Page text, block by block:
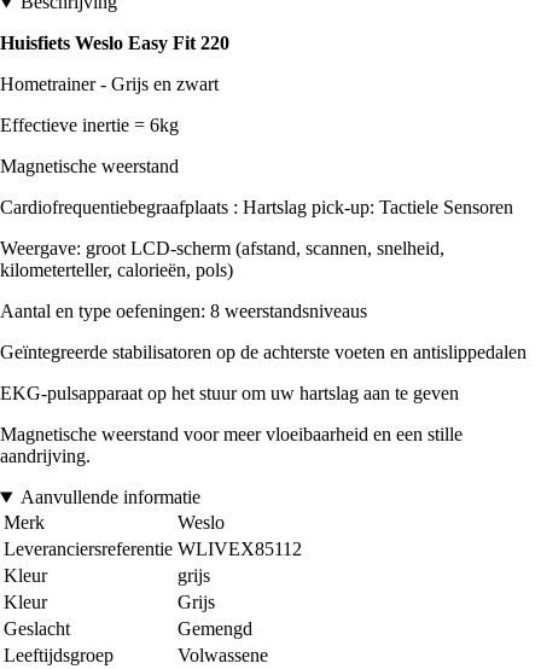
Huisfiets Weslo Easy Fit 220
Hometrainer - Grijs en zwart
Effectieve inertie = 6kg
Magnetische weerstand
Cardiofrequentiebegraafplaats : Hartslag pick-up: Tactiele Sensoren
Weergave: groot LCD-scherm (afstand, scannen, snelheid,
kilometerteller, calorieën, pols)
Aantal en type oefeningen: 8 weerstandsniveaus
Geïntegreerde stabilisatoren op de achterste voeten en antislippedalen
EKG-pulsapparaat op het stuur om uw hartslag aan te geven
Magnetische weerstand voor meer vloeibaarheid en een stille
aandrijving.
Aanvullende informatie
Merk
Weslo
Leveranciersreferentie WLIVEX85112
Kleur
grijs
Kleur
Grijs
Geslacht
Gemengd
Leeftijdsgroep
Volwassene